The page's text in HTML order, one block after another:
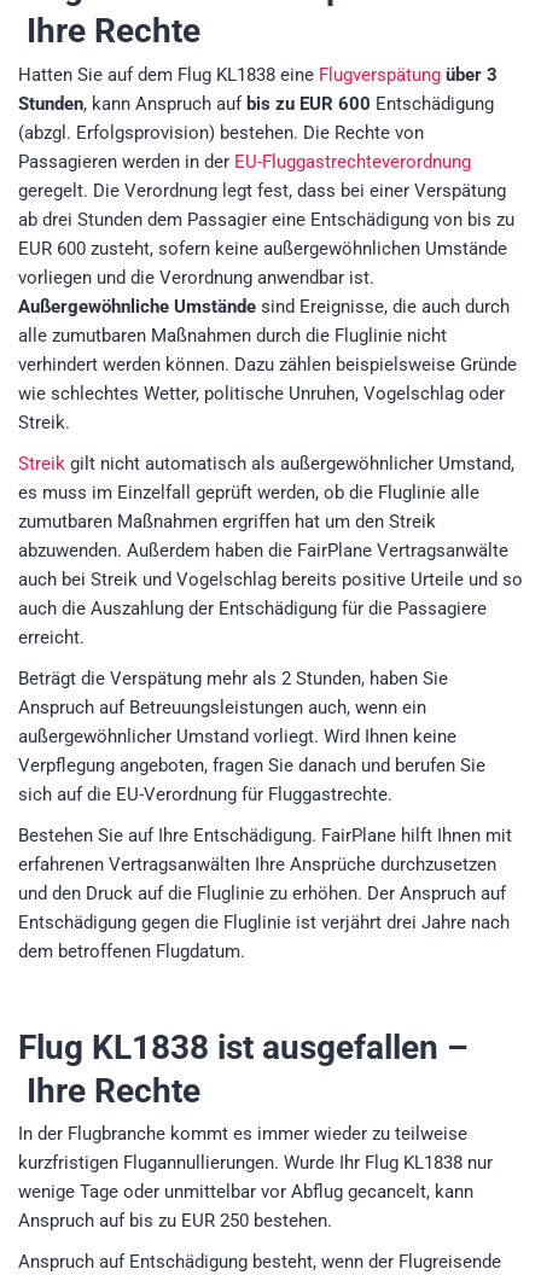
Ihre Rechte
Hatten Sie auf dem Flug KL1838 eine Flugverspätung über 3
Stunden, kann Anspruch auf bis zu EUR 600 Entschädigung
(abzgl. Erfolgsprovision) bestehen. Die Rechte von
Passagieren werden in der EU-Fluggastrechteverordnung
geregelt. Die Verordnung legt fest, dass bei einer Verspätung
ab drei Stunden dem Passagier eine Entschädigung von bis zu
EUR 600 zusteht, sofern keine außergewöhnlichen Umstände
vorliegen und die Verordnung anwendbar ist.
Außergewöhnliche Umstände sind Ereignisse, die auch durch
alle zumutbaren Maßnahmen durch die Fluglinie nicht
verhindert werden können. Dazu zählen beispielsweise Gründe
wie schlechtes Wetter, politische Unruhen, Vogelschlag oder
Streik.
Streik gilt nicht automatisch als außergewöhnlicher Umstand,
es muss im Einzelfall geprüft werden, ob die Fluglinie alle
zumutbaren Maßnahmen ergriffen hat um den Streik
abzuwenden. Außerdem haben die FairPlane Vertragsanwälte
auch bei Streik und Vogelschlag bereits positive Urteile und so
auch die Auszahlung der Entschädigung für die Passagiere
erreicht.
Beträgt die Verspätung mehr als 2 Stunden, haben Sie
Anspruch auf Betreuungsleistungen auch, wenn ein
außergewöhnlicher Umstand vorliegt. Wird Ihnen keine
Verpflegung angeboten, fragen Sie danach und berufen Sie
sich auf die EU-Verordnung für Fluggastrechte.
Bestehen Sie auf Ihre Entschädigung. FairPlane hilft Ihnen mit
erfahrenen Vertragsanwälten Ihre Ansprüche durchzusetzen
und den Druck auf die Fluglinie zu erhöhen. Der Anspruch auf
Entschädigung gegen die Fluglinie ist verjährt drei Jahre nach
dem betroffenen Flugdatum.
Flug KL1838 ist ausgefallen –
Ihre Rechte
In der Flugbranche kommt es immer wieder zu teilweise
kurzfristigen Flugannullierungen. Wurde Ihr Flug KL1838 nur
wenige Tage oder unmittelbar vor Abflug gecancelt, kann
Anspruch auf bis zu EUR 250 bestehen.
Anspruch auf Entschädigung besteht, wenn der Flugreisende